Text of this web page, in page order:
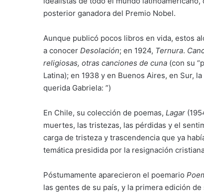
posterior ganadora del Premio Nobel.
Aunque publicó pocos libros en vida, estos
a conocer Desolación; en 1924, Ternura.
religiosas, otras canciones de cuna (con su
Latina); en 1938 y en Buenos Aires, en Sur,
querida Gabriela: ”)
En Chile, su colección de poemas, Lagar
muertes, las tristezas, las pérdidas y el
carga de tristeza y trascendencia que ya
temática presidida por la resignación
Póstumamente aparecieron el poemario
las gentes de su país, y la primera edición de